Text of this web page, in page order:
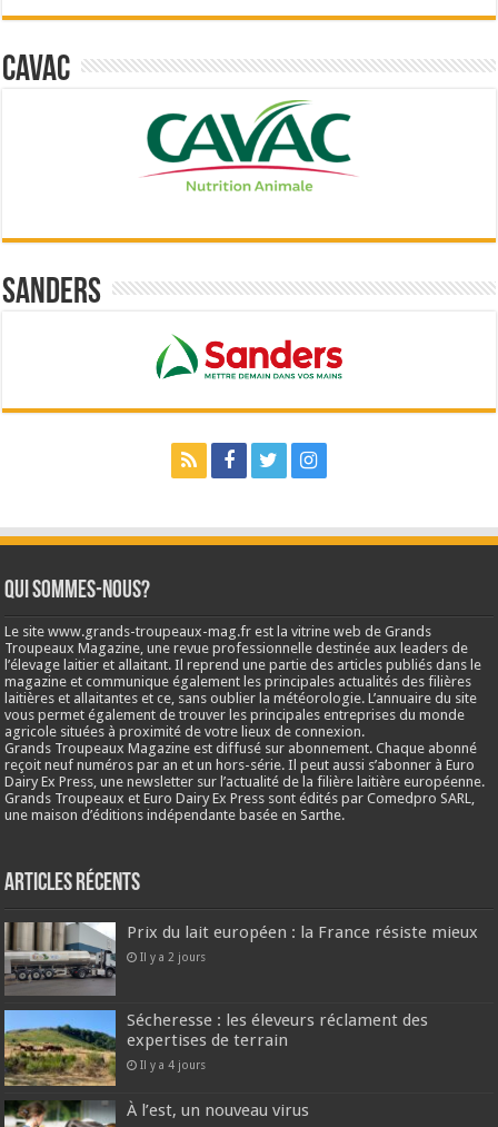
Cavac
Sanders
Qui sommes-nous?
Le site www.grands-troupeaux-mag.fr est la vitrine web de Grands
Troupeaux Magazine, une revue professionnelle destinée aux leaders de
l’élevage laitier et allaitant. Il reprend une partie des articles publiés dans le
magazine et communique également les principales actualités des filières
laitières et allaitantes et ce, sans oublier la météorologie. L’annuaire du site
vous permet également de trouver les principales entreprises du monde
agricole situées à proximité de votre lieux de connexion.
Grands Troupeaux Magazine est diffusé sur abonnement. Chaque abonné
reçoit neuf numéros par an et un hors-série. Il peut aussi s’abonner à Euro
Dairy Ex Press, une newsletter sur l’actualité de la filière laitière européenne.
Grands Troupeaux et Euro Dairy Ex Press sont édités par Comedpro SARL,
une maison d’éditions indépendante basée en Sarthe.
Articles récents
Prix du lait européen : la France résiste mieux
Il y a 2 jours
Sécheresse : les éleveurs réclament des
expertises de terrain
Il y a 4 jours
À l’est, un nouveau virus